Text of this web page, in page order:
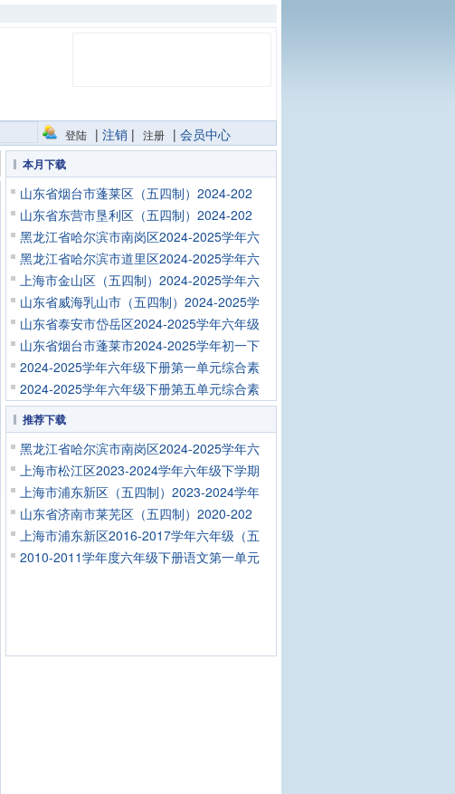
登陆 | 注销 | 注册 | 会员中心
本月下载
山东省烟台市蓬莱区（五四制）2024-202
山东省东营市垦利区（五四制）2024-202
黑龙江省哈尔滨市南岗区2024-2025学年六
黑龙江省哈尔滨市道里区2024-2025学年六
上海市金山区（五四制）2024-2025学年六
山东省威海乳山市（五四制）2024-2025学
山东省泰安市岱岳区2024-2025学年六年级
山东省烟台市蓬莱市2024-2025学年初一下
2024-2025学年六年级下册第一单元综合素
2024-2025学年六年级下册第五单元综合素
推荐下载
黑龙江省哈尔滨市南岗区2024-2025学年六
上海市松江区2023-2024学年六年级下学期
上海市浦东新区（五四制）2023-2024学年
山东省济南市莱芜区（五四制）2020-202
上海市浦东新区2016-2017学年六年级（五
2010-2011学年度六年级下册语文第一单元